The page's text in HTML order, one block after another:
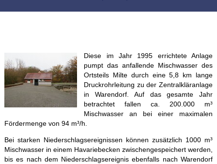
Diese im Jahr 1995 errichtete Anlage
pumpt das anfallende Mischwasser des
Ortsteils Milte durch eine 5,8 km lange
Druckrohrleitung zu der Zentralkläranlage
in Warendorf. Auf das gesamte Jahr
betrachtet fallen ca. 200.000 m³
Mischwasser an bei einer maximalen
Fördermenge von 94 m³/h.
Bei starken Niederschlagsereignissen können zusätzlich 1000 m³
Mischwasser in einem Havariebecken zwischengespeichert werden,
bis es nach dem Niederschlagsereignis ebenfalls nach Warendorf